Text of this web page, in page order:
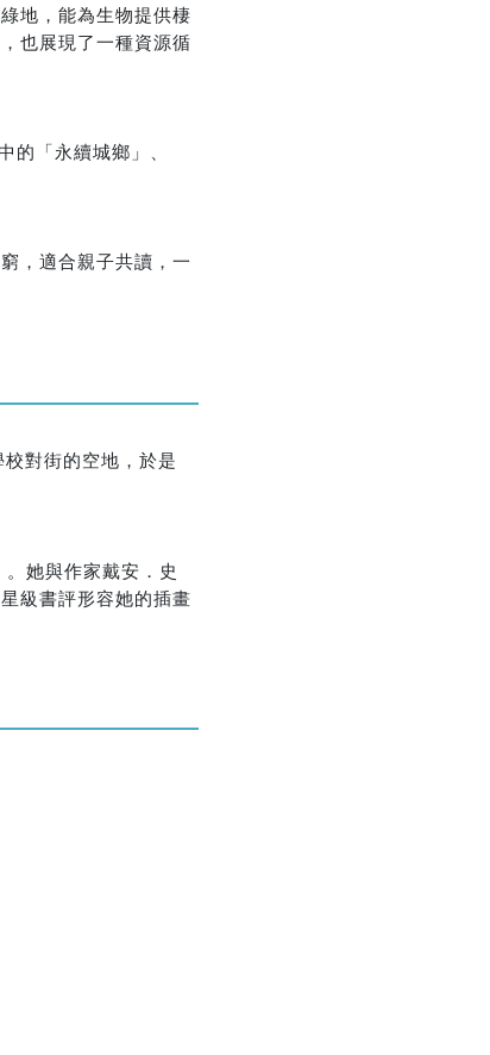
地，能為生物提供棲
也展現了一種資源循
「永續城鄉」、
，適合親子共讀，一
對街的空地，於是
她與作家戴安．史
級書評形容她的插畫